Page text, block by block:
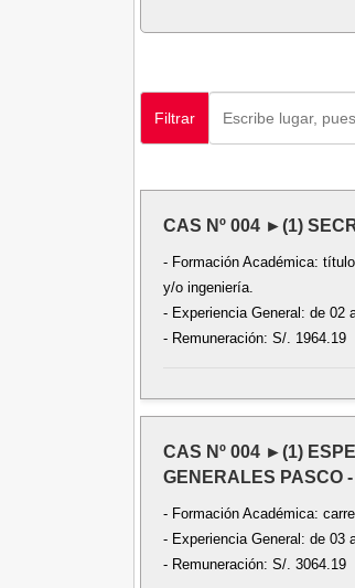
Filtrar
CAS Nº 004 ►(1)
- Formación Académica:
y/o ingeniería.
- Experiencia General: de 02
- Remuneración: S/. 1964.19
CAS Nº 004 ►(1)
GENERALES PASCO
- Formación Académica:
- Experiencia General: de 03
- Remuneración: S/. 3064.19